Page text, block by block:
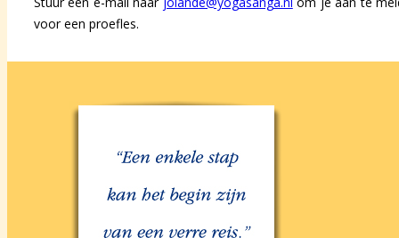
voor een proefles.